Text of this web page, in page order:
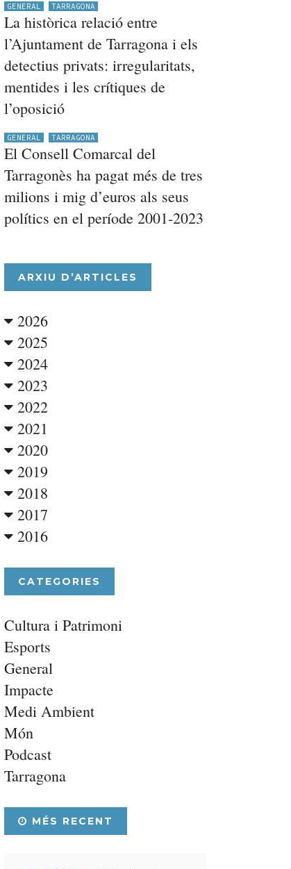
GENERAL TARRAGONA
La històrica relació entre
l’Ajuntament de Tarragona i els
detectius privats: irregularitats,
mentides i les crítiques de
l’oposició
GENERAL TARRAGONA
El Consell Comarcal del
Tarragonès ha pagat més de tres
milions i mig d’euros als seus
polítics en el període 2001-2023
ARXIU D’ARTICLES
2026
2025
2024
2023
2022
2021
2020
2019
2018
2017
2016
CATEGORIES
Cultura i Patrimoni
Esports
General
Impacte
Medi Ambient
Món
Podcast
Tarragona
MÉS RECENT